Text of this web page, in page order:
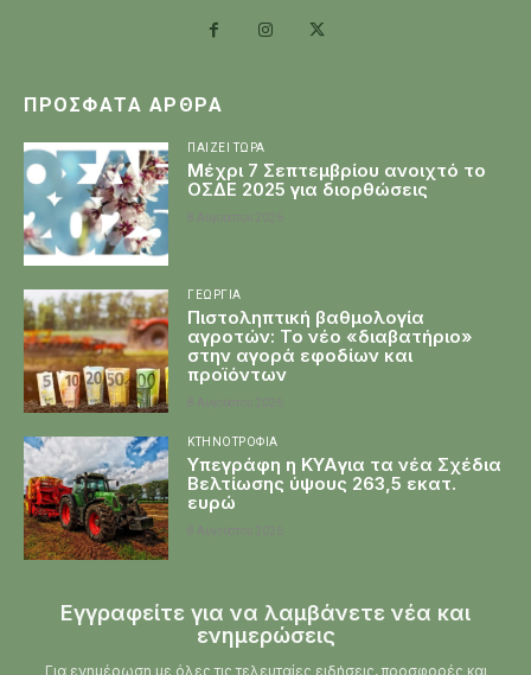
ΠΡΌΣΦΑΤΑ ΆΡΘΡΑ
ΠΑΊΖΕΙ ΤΏΡΑ
Μέχρι 7 Σεπτεμβρίου ανοιχτό το
ΟΣΔΕ 2025 για διορθώσεις
ΓΕΩΡΓΊΑ
Πιστοληπτική βαθμολογία
αγροτών: Το νέο «διαβατήριο»
στην αγορά εφοδίων και
προϊόντων
ΚΤΗΝΟΤΡΟΦΊΑ
Υπεγράφη η KYAγια τα νέα Σχέδια
Βελτίωσης ύψους 263,5 εκατ.
ευρώ
Εγγραφείτε για να λαμβάνετε νέα και
ενημερώσεις
Για ενημέρωση με όλες τις τελευταίες ειδήσεις, προσφορές και